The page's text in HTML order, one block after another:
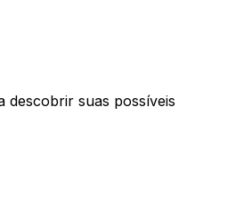
descobrir suas possíveis